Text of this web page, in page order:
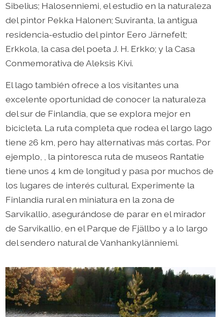
Sibelius; Halosenniemi, el estudio en la naturaleza
del pintor Pekka Halonen; Suviranta, la antigua
residencia-estudio del pintor Eero Järnefelt;
Erkkola, la casa del poeta J. H. Erkko; y la Casa
Conmemorativa de Aleksis Kivi.
El lago también ofrece a los visitantes una
excelente oportunidad de conocer la naturaleza
del sur de Finlandia, que se explora mejor en
bicicleta. La ruta completa que rodea el largo lago
tiene 26 km, pero hay alternativas más cortas. Por
ejemplo, , la pintoresca ruta de museos Rantatie
tiene unos 4 km de longitud y pasa por muchos de
los lugares de interés cultural. Experimente la
Finlandia rural en miniatura en la zona de
Sarvikallio, asegurándose de parar en el mirador
de Sarvikallio, en el Parque de Fjällbo y a lo largo
del sendero natural de Vanhankylänniemi.